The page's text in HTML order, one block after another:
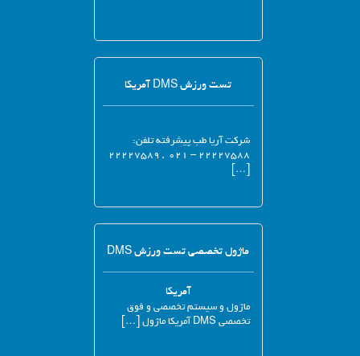
تست ورزش DMS آمریکا
شرکت آریا طب پیشرفته تلفن:
۲۲۲۲۷۵۸۸ – ۰۲۱ , ۲۲۲۲۷۵۸۹
[…]
ماژول تخصصی تست ورزش DMS
آمریکا
ماژول و سیستم تخصصی و فوق
تخصصی DMS آمریکا ماژول […]